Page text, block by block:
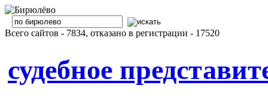
Всего сайтов - 7834, отказано в регистрации - 17520
судебное